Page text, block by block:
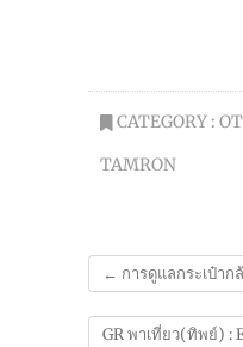
CATEGORY :
TAMRON
← การดูแลกระเป๋า
GR พาเที่ยว(ทิพย์) :